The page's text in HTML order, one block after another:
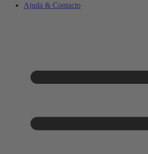
Ajuda & Contacto